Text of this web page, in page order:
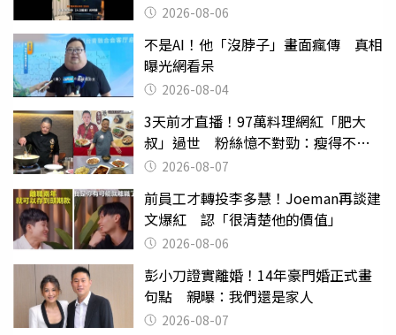
2026-08-06
不是AI！他「沒脖子」畫面瘋傳 真相
曝光網看呆
2026-08-04
3天前才直播！97萬料理網紅「肥大
叔」過世 粉絲憶不對勁：瘦得不合
理 2026-08-07
前員工才轉投李多慧！Joeman再談建
文爆紅 認「很清楚他的價值」
2026-08-06
彭小刀證實離婚！14年豪門婚正式畫
句點 親曝：我們還是家人
2026-08-07